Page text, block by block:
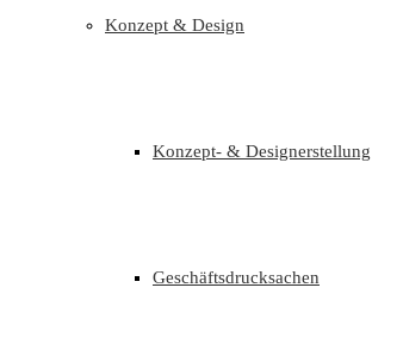
Konzept & Design
Konzept- & Designerstellung
Geschäftsdrucksachen